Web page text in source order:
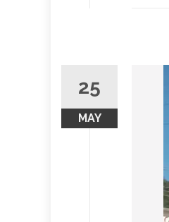
25
MAY